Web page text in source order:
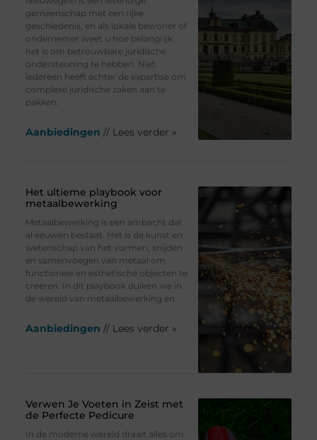
gemeenschap met een rijke
geschiedenis, en als lokale bewoner of
ondernemer weet u hoe belangrijk
het is om betrouwbare juridische
ondersteuning te hebben. Niet
iedereen heeft echter de expertise om
complexe juridische zaken aan te
pakken.
Aanbiedingen // Lees verder »
Het ultieme playbook voor
metaalbewerking
Metaalbewerking is een ambacht dat
al eeuwen bestaat. Het is de kunst en
wetenschap van het vormen, snijden
en samenvoegen van metaal om
functionele en esthetische objecten te
creëren. In dit playbook duiken we in
de wereld van metaalbewerking en
Aanbiedingen // Lees verder »
Verwen Je Voeten in Zeist met
de Perfecte Pedicure
In de moderne wereld draait alles om